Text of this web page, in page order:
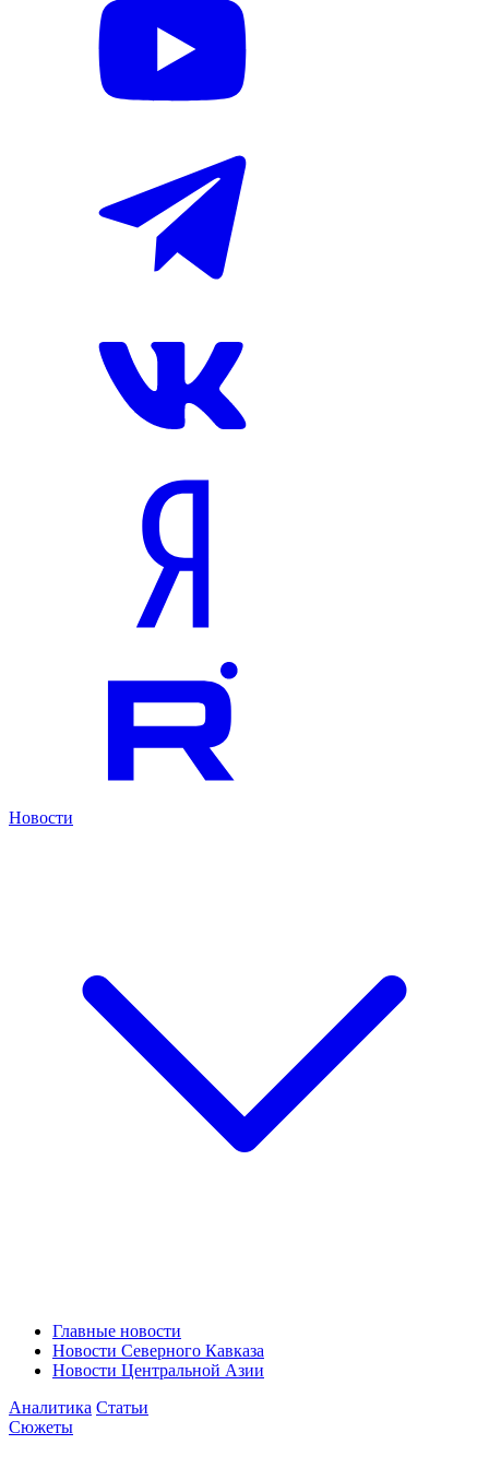
Новости
Главные новости
Новости Северного Кавказа
Новости Центральной Азии
Аналитика Статьи
Сюжеты